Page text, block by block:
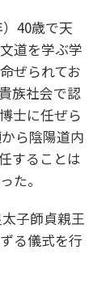
40歳で天
道を学ぶ学
ぜられてお
族社会で認
士に任ぜら
ら陰陽道内
することは
た。
子師貞親王
る儀式を行